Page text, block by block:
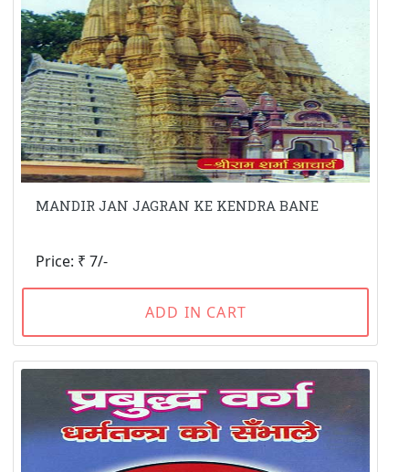
MANDIR JAN JAGRAN KE KENDRA BANE
Price: ₹ 7/-
ADD IN CART